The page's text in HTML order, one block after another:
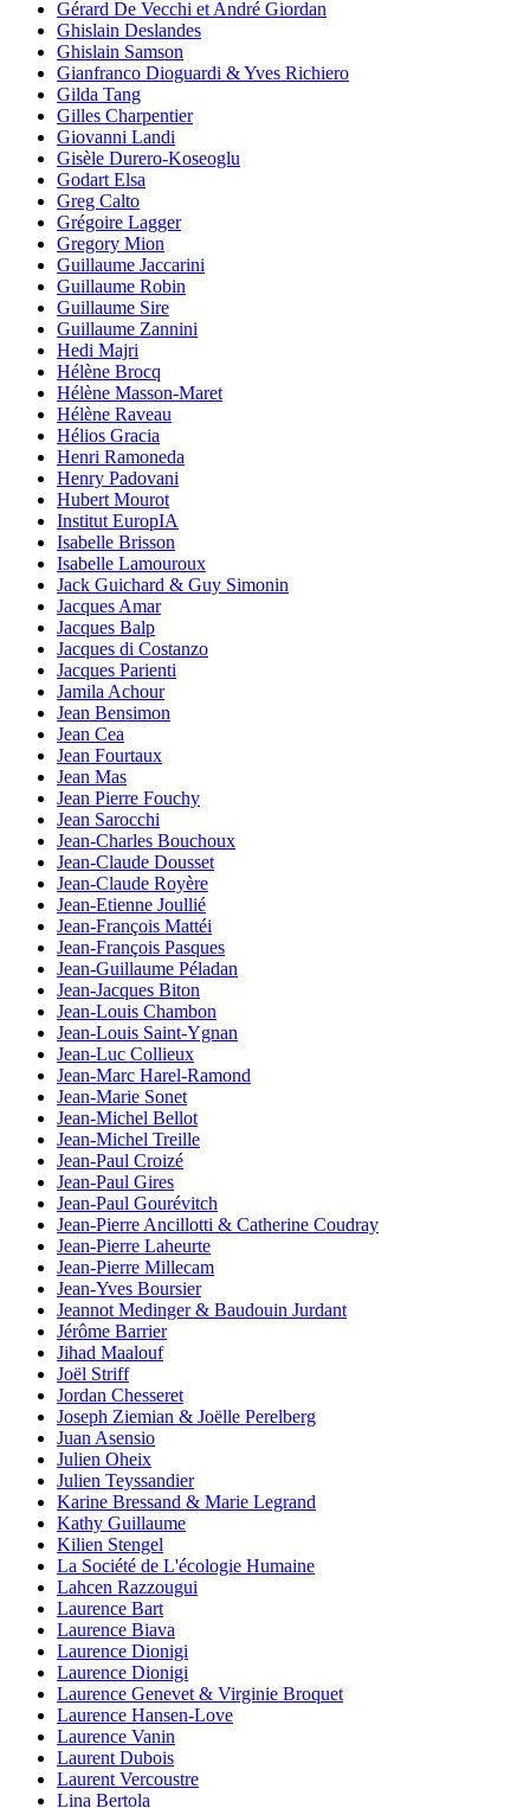
Gérard De Vecchi et André Giordan
Ghislain Deslandes
Ghislain Samson
Gianfranco Dioguardi & Yves Richiero
Gilda Tang
Gilles Charpentier
Giovanni Landi
Gisèle Durero-Koseoglu
Godart Elsa
Greg Calto
Grégoire Lagger
Gregory Mion
Guillaume Jaccarini
Guillaume Robin
Guillaume Sire
Guillaume Zannini
Hedi Majri
Hélène Brocq
Hélène Masson-Maret
Hélène Raveau
Hélios Gracia
Henri Ramoneda
Henry Padovani
Hubert Mourot
Institut EuropIA
Isabelle Brisson
Isabelle Lamouroux
Jack Guichard & Guy Simonin
Jacques Amar
Jacques Balp
Jacques di Costanzo
Jacques Parienti
Jamila Achour
Jean Bensimon
Jean Cea
Jean Fourtaux
Jean Mas
Jean Pierre Fouchy
Jean Sarocchi
Jean-Charles Bouchoux
Jean-Claude Dousset
Jean-Claude Royère
Jean-Etienne Joullié
Jean-François Mattéi
Jean-François Pasques
Jean-Guillaume Péladan
Jean-Jacques Biton
Jean-Louis Chambon
Jean-Louis Saint-Ygnan
Jean-Luc Collieux
Jean-Marc Harel-Ramond
Jean-Marie Sonet
Jean-Michel Bellot
Jean-Michel Treille
Jean-Paul Croizé
Jean-Paul Gires
Jean-Paul Gourévitch
Jean-Pierre Ancillotti & Catherine Coudray
Jean-Pierre Laheurte
Jean-Pierre Millecam
Jean-Yves Boursier
Jeannot Medinger & Baudouin Jurdant
Jérôme Barrier
Jihad Maalouf
Joël Striff
Jordan Chesseret
Joseph Ziemian & Joëlle Perelberg
Juan Asensio
Julien Oheix
Julien Teyssandier
Karine Bressand & Marie Legrand
Kathy Guillaume
Kilien Stengel
La Société de L'écologie Humaine
Lahcen Razzougui
Laurence Bart
Laurence Biava
Laurence Dionigi
Laurence Dionigi
Laurence Genevet & Virginie Broquet
Laurence Hansen-Love
Laurence Vanin
Laurent Dubois
Laurent Vercoustre
Lina Bertola